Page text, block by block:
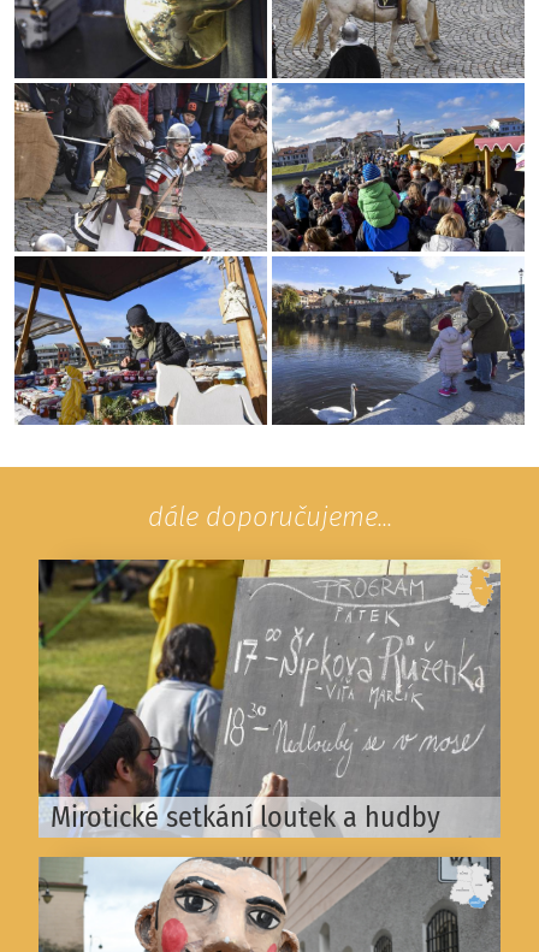
dále doporučujeme...
Mirotické setkání loutek a hudby